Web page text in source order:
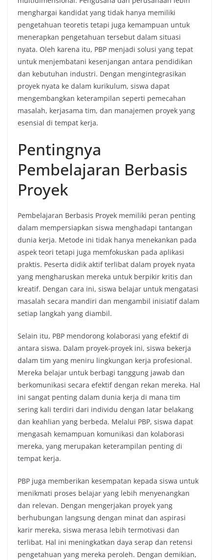
menghargai kandidat yang tidak hanya memiliki
pengetahuan teoretis tetapi juga kemampuan untuk
menerapkan pengetahuan tersebut dalam situasi
nyata. Oleh karena itu, PBP menjadi solusi yang tepat
untuk menjembatani kesenjangan antara pendidikan
dan kebutuhan industri. Dengan mengintegrasikan
proyek nyata ke dalam kurikulum, siswa dapat
mengembangkan keterampilan seperti pemecahan
masalah, kerjasama tim, dan manajemen proyek yang
esensial di tempat kerja.
Pentingnya
Pembelajaran Berbasis
Proyek
Pembelajaran Berbasis Proyek memiliki peran penting
dalam mempersiapkan siswa menghadapi tantangan
dunia kerja. Metode ini tidak hanya menekankan pada
aspek teori tetapi juga memfokuskan pada aplikasi
praktis. Peserta didik aktif terlibat dalam proyek nyata
yang mengharuskan mereka untuk berpikir kritis dan
kreatif. Dengan cara ini, siswa belajar untuk mengatasi
masalah secara mandiri dan mengambil inisiatif dalam
setiap langkah yang diambil.
Selain itu, PBP mendorong kolaborasi yang efektif di
antara siswa. Dalam proyek-proyek ini, siswa bekerja
dalam tim yang meniru lingkungan kerja profesional.
Mereka belajar untuk berbagi tanggung jawab dan
berkomunikasi secara efektif dengan rekan mereka. Hal
ini sangat penting dalam dunia kerja di mana tim
sering kali terdiri dari individu dengan latar belakang
dan keahlian yang berbeda. Melalui PBP, siswa dapat
mengasah kemampuan komunikasi dan kolaborasi
mereka, yang merupakan keterampilan penting di
tempat kerja.
PBP juga memberikan kesempatan kepada siswa untuk
menikmati proses belajar yang lebih menyenangkan
dan relevan. Dengan mengerjakan proyek yang
berhubungan langsung dengan minat dan aspirasi
karir mereka, siswa merasa lebih termotivasi dan
terlibat. Hal ini meningkatkan daya serap dan retensi
pengetahuan yang mereka peroleh. Dengan demikian,